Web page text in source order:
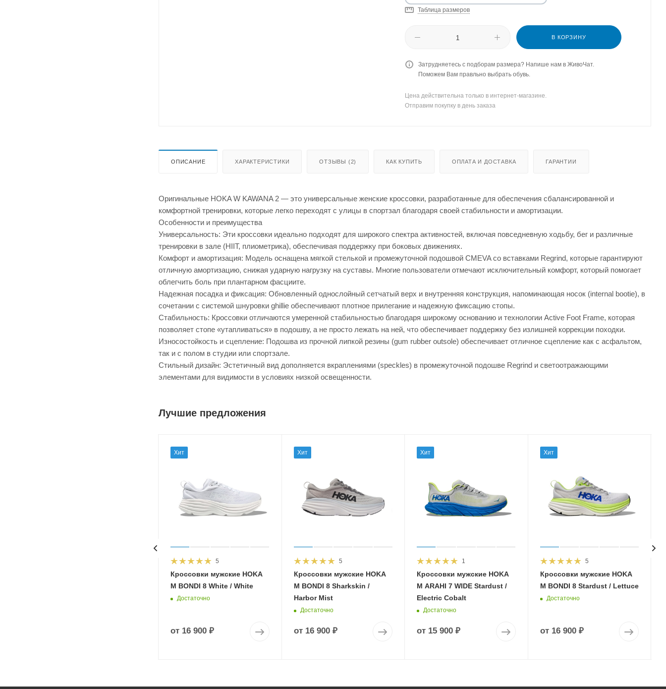
Таблица размеров
В КОРЗИНУ
Затрудняетесь с подборам размера? Напише нам в ЖивоЧат.
Поможем Вам правльно выбрать обувь.
Цена действительна только в интернет-магазине.
Отправим покупку в день заказа
ОПИСАНИЕ ХАРАКТЕРИСТИКИ ОТЗЫВЫ (2) КАК КУПИТЬ ОПЛАТА И ДОСТАВКА ГАРАНТИИ
Оригинальные HOKA W KAWANA 2 — это универсальные женские кроссовки, разработанные для обеспечения сбалансированной и
комфортной тренировки, которые легко переходят с улицы в спортзал благодаря своей стабильности и амортизации.
Особенности и преимущества
Универсальность: Эти кроссовки идеально подходят для широкого спектра активностей, включая повседневную ходьбу, бег и различные
тренировки в зале (HIIT, плиометрика), обеспечивая поддержку при боковых движениях.
Комфорт и амортизация: Модель оснащена мягкой стелькой и промежуточной подошвой CMEVA со вставками Regrind, которые гарантируют
отличную амортизацию, снижая ударную нагрузку на суставы. Многие пользователи отмечают исключительный комфорт, который помогает
облегчить боль при плантарном фасциите.
Надежная посадка и фиксация: Обновленный однослойный сетчатый верх и внутренняя конструкция, напоминающая носок (internal bootie), в
сочетании с системой шнуровки ghillie обеспечивают плотное прилегание и надежную фиксацию стопы.
Стабильность: Кроссовки отличаются умеренной стабильностью благодаря широкому основанию и технологии Active Foot Frame, которая
позволяет стопе «утапливаться» в подошву, а не просто лежать на ней, что обеспечивает поддержку без излишней коррекции походки.
Износостойкость и сцепление: Подошва из прочной липкой резины (gum rubber outsole) обеспечивает отличное сцепление как с асфальтом,
так и с полом в студии или спортзале.
Стильный дизайн: Эстетичный вид дополняется вкраплениями (speckles) в промежуточной подошве Regrind и светоотражающими
элементами для видимости в условиях низкой освещенности.
Лучшие предложения
Хит
5
Кроссовки мужские HOKA
M BONDI 8 White / White
Достаточно
от 16 900 ₽
Хит
5
Кроссовки мужские HOKA
M BONDI 8 Sharkskin /
Harbor Mist
Достаточно
от 16 900 ₽
Хит
1
Кроссовки мужские HOKA
M ARAHI 7 WIDE Stardust /
Electric Cobalt
Достаточно
от 15 900 ₽
Хит
5
Кроссовки мужские HOKA
M BONDI 8 Stardust / Lettuce
Достаточно
от 16 900 ₽